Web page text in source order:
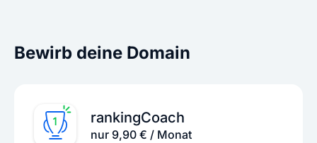
Bewirb deine Domain
rankingCoach
nur 9,90 € / Monat